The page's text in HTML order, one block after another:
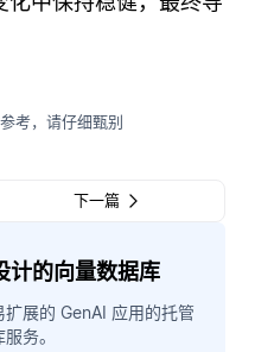
考，请仔细甄别
下一篇
计的向量数据库
展的 GenAI 应用的托管
务。